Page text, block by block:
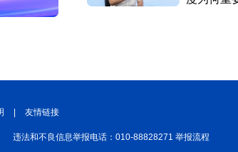
友情链接
违法和不良信息举报电话：010-88828271 举报流程